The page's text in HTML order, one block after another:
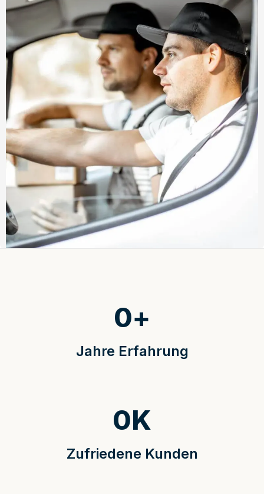
Jahre Erfahrung
0+
Zufriedene Kunden
0K